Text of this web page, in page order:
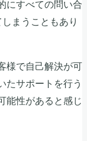
にすべての問い合
まうこともあり
様で自己解決が可
たサポートを行う
能性があると感じ